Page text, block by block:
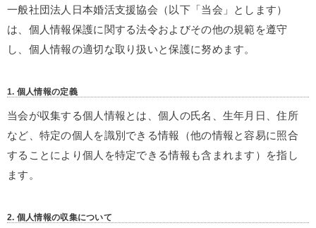
一般社団法人日本婚活支援協会（以下「当会」とします）
は、個人情報保護に関する法令およびその他の規範を遵守
し、個人情報の適切な取り扱いと保護に努めます。
1. 個人情報の定義
当会が収集する個人情報とは、個人の氏名、生年月日、住所
など、特定の個人を識別できる情報（他の情報と容易に照合
することにより個人を特定できる情報も含まれます）を指し
ます。
2. 個人情報の収集について